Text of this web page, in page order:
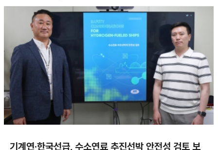
기계연·한국선급, 수소연료 추진선박 안전성 검토 보